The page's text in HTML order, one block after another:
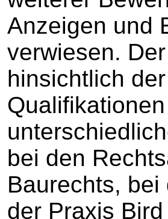
Anzeigen und
verwiesen.
hinsichtlich
bei den
Baurechts,
der Praxis